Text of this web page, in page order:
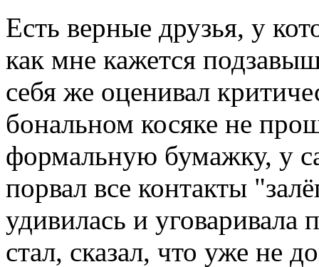
Есть верные друзья, у
как мне кажется
себя же оценивал
бональном косяке не
формальную бумажку, у
порвал все контакты
удивилась и уговаривала
стал, сказал, что уже не